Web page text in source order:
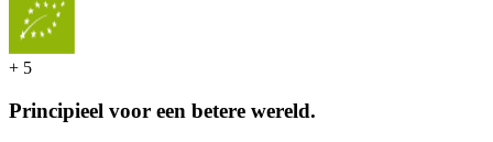
+ 5
Principieel voor een betere wereld.